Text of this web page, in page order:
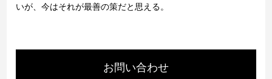
いが、今はそれが最善の策だと思える。
お問い合わせ